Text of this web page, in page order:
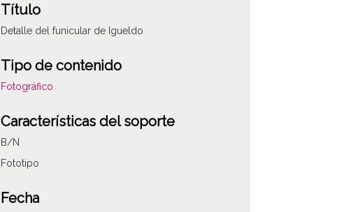
Título
Detalle del funicular de Igueldo
Tipo de contenido
Fotográfico
Características del soporte
B/N
Fototipo
Fecha